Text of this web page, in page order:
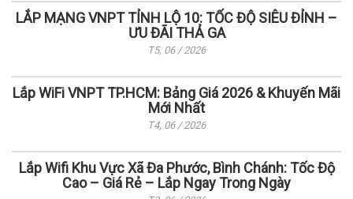
LẮP MẠNG VNPT TỈNH LỘ 10: TỐC ĐỘ SIÊU ĐỈNH –
ƯU ĐÃI THẢ GA
T5, 06 / 2026
Lắp WiFi VNPT TP.HCM: Bảng Giá 2026 & Khuyến Mãi
Mới Nhất
T4, 06 / 2026
Lắp Wifi Khu Vực Xã Đa Phước, Bình Chánh: Tốc Độ
Cao – Giá Rẻ – Lắp Ngay Trong Ngày